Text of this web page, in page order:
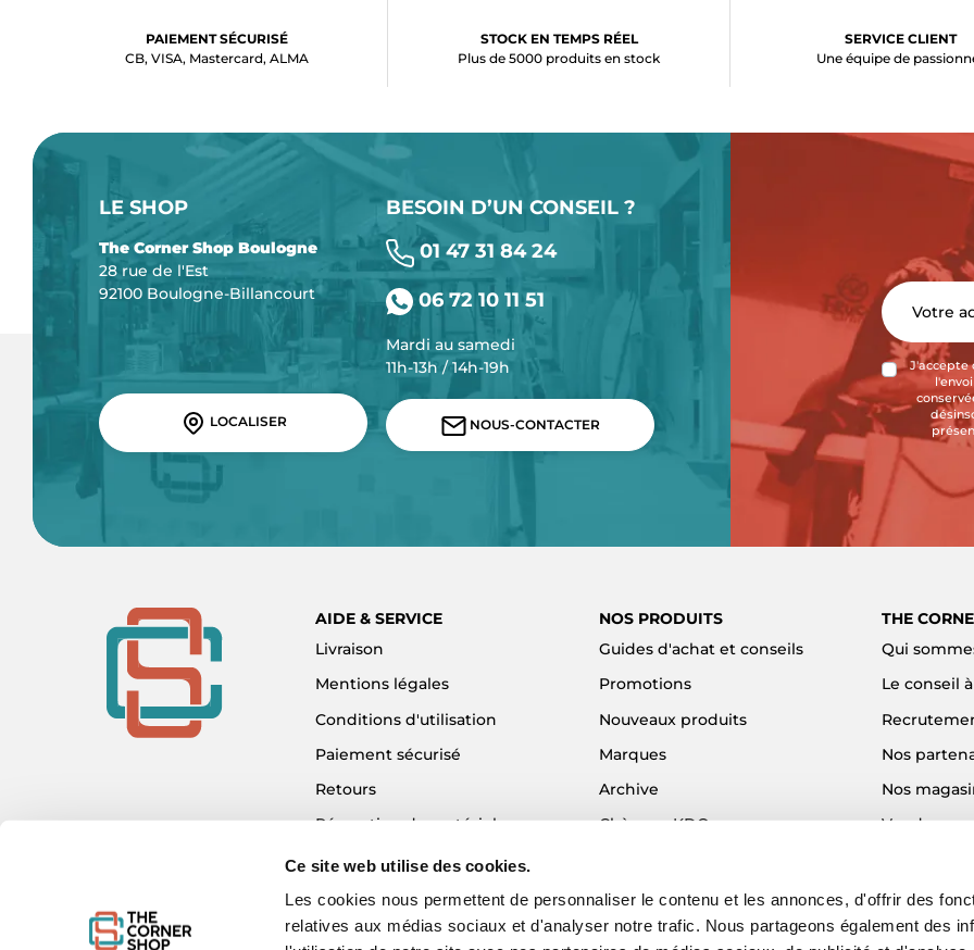
Ce site web utilise des cookies.
Les cookies nous permettent de personnaliser le contenu et les annonces, d'offrir des
relatives aux médias sociaux et d'analyser notre trafic. Nous partageons également des
PAIEMENT SÉCURISÉ
CB, VISA, Mastercard, ALMA
STOCK EN TEMPS RÉEL
Plus de 5000 produits en stock
SERVICE CLIENT
Une équipe de
LE SHOP
The Corner Shop Boulogne
28 rue de l'Est
92100 Boulogne-Billancourt
LOCALISER
BESOIN D’UN CONSEIL ?
01 47 31 84 24
06 72 10 11 51
Mardi au samedi
11h-13h / 14h-19h
NOUS-CONTACTER
J'accepte
AIDE & SERVICE
Livraison
Mentions légales
Conditions d'utilisation
Paiement sécurisé
Retours
Réparation de matériel
Détaxe - Tax Refund
Garantie & SAV
Plan du site
NOS PRODUITS
Guides d'achat et conseils
Promotions
Nouveaux produits
Marques
Archive
Chèques KDO
THE
Qui
Le conseil
Nos
Nos
Vendre
Blog